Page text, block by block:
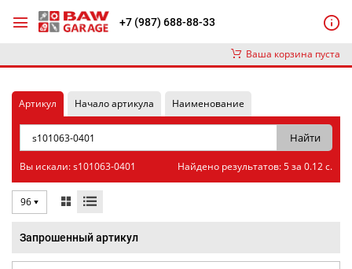
+7 (987) 688-88-33
Ваша корзина пуста
Артикул Начало артикула Наименование
Вы искали: s101063-0401 Найдено результатов: 5 за 0.12 с.
96
Запрошенный артикул